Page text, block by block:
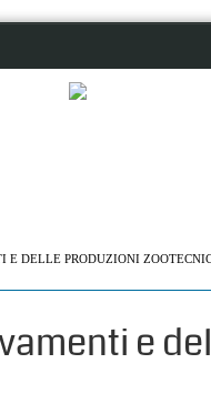
DELLE PRODUZIONI
e